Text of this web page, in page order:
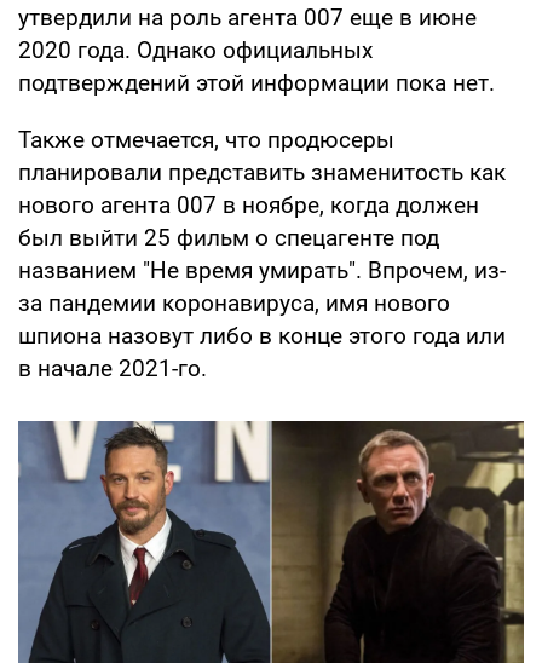
утвердили на роль агента 007 еще в июне
2020 года. Однако официальных
подтверждений этой информации пока нет.
Также отмечается, что продюсеры
планировали представить знаменитость как
нового агента 007 в ноябре, когда должен
был выйти 25 фильм о спецагенте под
названием "Не время умирать". Впрочем, из-
за пандемии коронавируса, имя нового
шпиона назовут либо в конце этого года или
в начале 2021-го.